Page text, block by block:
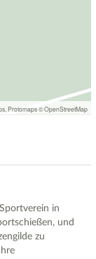
Protomaps©OpenStreetMap
in
und
zu